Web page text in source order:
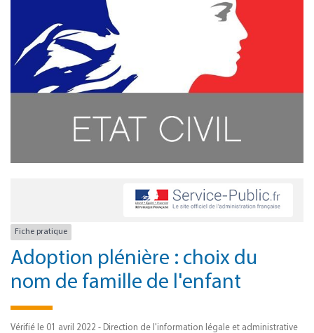
Fiche pratique
Adoption plénière : choix du
nom de famille de l'enfant
Vérifié le 01 avril 2022 - Direction de l'information légale et administrative